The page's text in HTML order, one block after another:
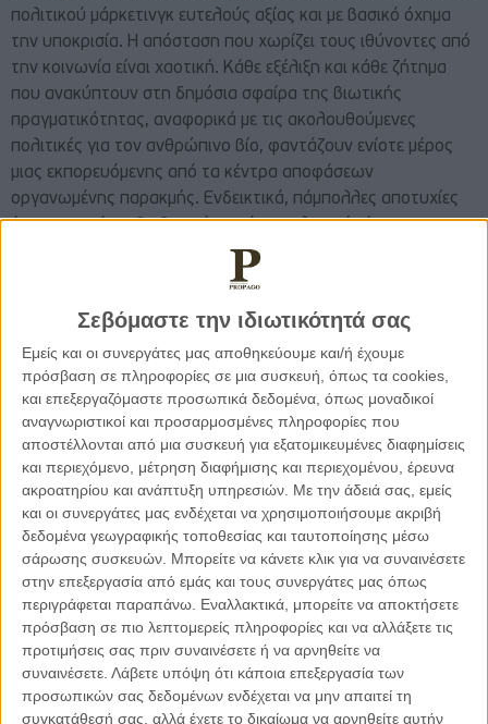
Σεβόμαστε την ιδιωτικότητά σας
Εμείς και οι συνεργάτες μας αποθηκεύουμε και/ή έχουμε
πρόσβαση σε πληροφορίες σε μια συσκευή, όπως τα cookies,
και επεξεργαζόμαστε προσωπικά δεδομένα, όπως μοναδικοί
αναγνωριστικοί και προσαρμοσμένες πληροφορίες που
αποστέλλονται από μια συσκευή για εξατομικευμένες διαφημίσεις
και περιεχόμενο, μέτρηση διαφήμισης και περιεχομένου, έρευνα
ακροατηρίου και ανάπτυξη υπηρεσιών. Με την άδειά σας, εμείς
και οι συνεργάτες μας ενδέχεται να χρησιμοποιήσουμε ακριβή
δεδομένα γεωγραφικής τοποθεσίας και ταυτοποίησης μέσω
σάρωσης συσκευών. Μπορείτε να κάνετε κλικ για να συναινέσετε
στην επεξεργασία από εμάς και τους συνεργάτες μας όπως
περιγράφεται παραπάνω. Εναλλακτικά, μπορείτε να αποκτήσετε
πρόσβαση σε πιο λεπτομερείς πληροφορίες και να αλλάξετε τις
προτιμήσεις σας πριν συναινέσετε ή να αρνηθείτε να
συναινέσετε. Λάβετε υπόψη ότι κάποια επεξεργασία των
προσωπικών σας δεδομένων ενδέχεται να μην απαιτεί τη
συγκατάθεσή σας, αλλά έχετε το δικαίωμα να αρνηθείτε αυτήν
πολιτικού μάρκετινγκ ευτελούς αξίας και με βασικό όχημα
την υποκρισία. Η απόσταση που χωρίζει τους ιθύνοντες από
την κοινωνία είναι χαοτική. Κάθε εξέλιξη και κάθε ζήτημα
που ανακύπτουν στη δημόσια σφαίρα της βιωτικής
πραγματικότητας, αναφορικά με τις ακολουθούμενες
πολιτικές για τον ανθρώπινο βίο, φαντάζουν ενίοτε μέρος
μιας εκπορευόμενης από τα κέντρα αποφάσεων
οργανωμένης παρακμής. Ενδεικτικά, πάμπολλες αποτυχίες
έχουν ανακύψει διαδοχικά, κατά το τελευταίο έτος της
υγειονομικής κρίσης, σε βάρος της ζωής των ευρωπαίων
πολιτών με σημαντικότερη ίσως την αδυναμία ισότιμης
εμβολίων. Ανεξαρτήτως της αιτιακής τους προέλευσης,
αποτελέσματα τέτοιων αποτυχιών είναι η επικράτηση της
αίσθησης γενικευμένης αδικίας και η εδραίωση της κρίσης
εμπιστοσύνης στη δημοκρατία.
Επιπρόσθετα, στους ανωτέρω παράγοντες βίωσης της ζωής
ως δυσμενούς συνθήκης συμπεριλαμβάνεται η
συντελούμενη απαξίωση και εκτράχυσνη θεσμών με
συνταγματική αποστολή να υπηρετούν το δημόσιο
συμφέρον. Ενδεικτικό παράδειγμα αποτελεί η αυξανόμενη
απομάκρυνση των μέσων ενημέρωσης από τον καταστατικό
προορισμό της τέταρτης εξουσίας, ο οποίος επιτάσσει τον
έλεγχο των συνταγματικών εξουσιών και την αντικειμενική
πληροφόρηση των πολιτών. Ποιά αξιόπιστη έρευνα ή μελέτη
μπορεί να πείσει τον αντικειμενικό παρατηρητή της